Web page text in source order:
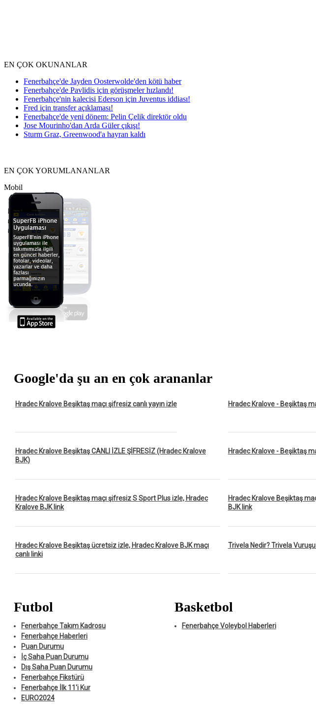
EN ÇOK OKUNANLAR
Fenerbahçe'de Jayden Oosterwolde'den kötü haber
Fenerbahçe'de Pavlidis için görüşmeler hızlandı!
Fenerbahçe'nin kalecisi Ederson için Juventus iddiası!
Fred için transfer açıklaması!
Fenerbahçe'de yeni dönem: Pelin Çelik direktör oldu
Jose Mourinho'dan Arda Güler çıkışı!
Sturm Graz, Greenwood'a hayran kaldı
EN ÇOK YORUMLANANLAR
Mobil
Google'da şu an en çok arananlar
Hradec Kralove Beşiktaş maçı şifresiz canlı yayın izle
Hradec Kralove Beşiktaş CANLI İZLE ŞİFRESİZ (Hradec Kralove
BJK)
Hradec Kralove Beşiktaş maçı şifresiz S Sport Plus izle, Hradec
Kralove BJK link
Hradec Kralove Beşiktaş ücretsiz izle, Hradec Kralove BJK maçı
canlı linki
Hradec Kralove - Beşiktaş
Hradec Kralove - Beşiktaş
Hradec Kralove Beşiktaş
BJK link
Trivela Nedir? Trivela Vuruşu
Futbol
Fenerbahçe Takım Kadrosu
Fenerbahçe Haberleri
Puan Durumu
İç Saha Puan Durumu
Dış Saha Puan Durumu
Fenerbahçe Fikstürü
Fenerbahçe İlk 11'i Kur
EURO2024
Basketbol
Fenerbahçe Voleybol Haberleri